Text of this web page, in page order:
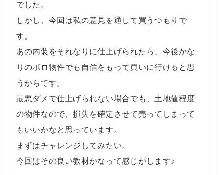
でした。
しかし、今回は私の意見を通して買うつもりで
す。
あの内装をそれなりに仕上げられたら、今後かな
りのボロ物件でも自信をもって買いに行けると思
うからです。
最悪ダメで仕上げられない場合でも、土地値程度
の物件なので、損失を確定させて売ってしまって
もいいかなと思っています。
まずはチャレンジしてみたい。
今回はその良い教材かなって感じがします♪